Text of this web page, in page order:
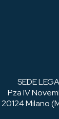
SEDE
P.za IV
20124 Milano